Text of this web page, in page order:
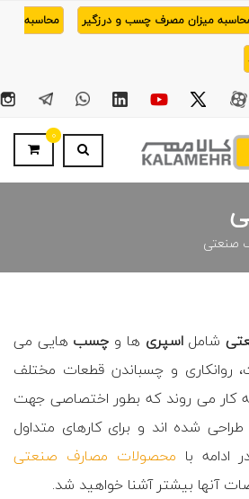
میزان مصرف چسب و درزگیر محاسبه
0
صنعتی
شاملاسپری ها و چسب هایی می
و چسباندن قطعات مختلف
کار می روند که بطور اختصاصی جهت
شده اند و برای کارهای متداول
ادامه با محصولات مصارف صنعتی
آنها بیشتر آشنا خواهید شد.